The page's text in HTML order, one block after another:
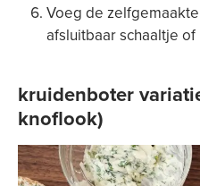
Voeg de
afsluitbaar schaaltje
kruidenboter
knoflook)